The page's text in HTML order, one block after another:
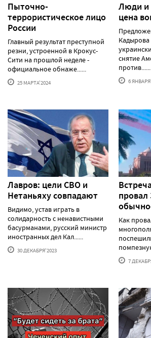
Пыточно-
террористическое лицо
России
Главный результат преступной
резни, устроенной в Крокус-
Сити на прошлой неделе -
официальное обнаже......
25 МАРТА'2024
Люди и
цена
снятие
против......
6
Лавров: цели СВО и
Нетаньяху совпадают
Видимо, устав играть в
солидарность с ненавистными
басурманами, русский министр
иностранных дел Кал......
30 ДЕКАБРЯ'2023
провал
Как
7